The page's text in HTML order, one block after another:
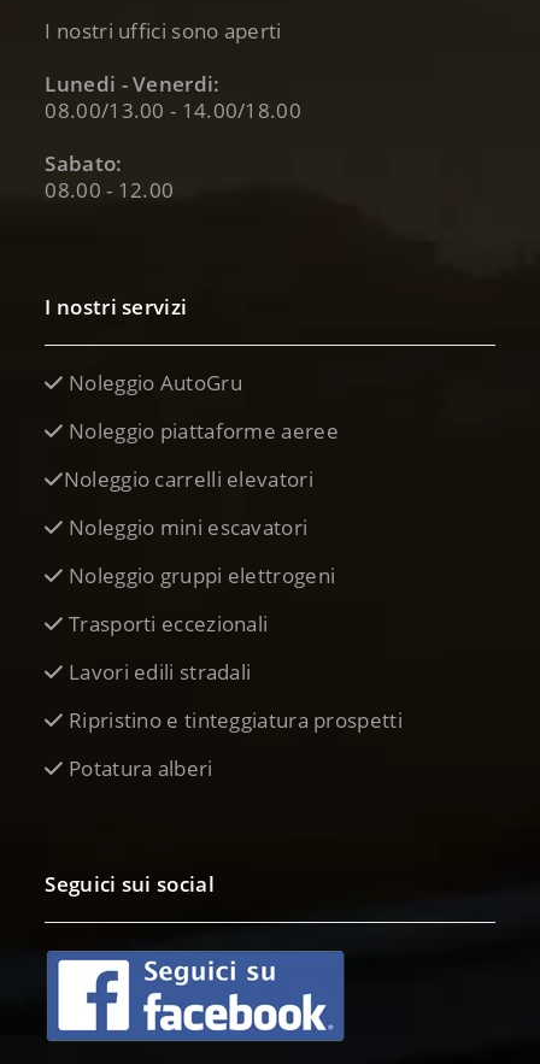
I nostri uffici sono aperti
Lunedi - Venerdi:
08.00/13.00 - 14.00/18.00
Sabato:
08.00 - 12.00
I nostri servizi
Noleggio AutoGru
Noleggio piattaforme aeree
Noleggio carrelli elevatori
Noleggio mini escavatori
Noleggio gruppi elettrogeni
Trasporti eccezionali
Lavori edili stradali
Ripristino e tinteggiatura prospetti
Potatura alberi
Seguici sui social